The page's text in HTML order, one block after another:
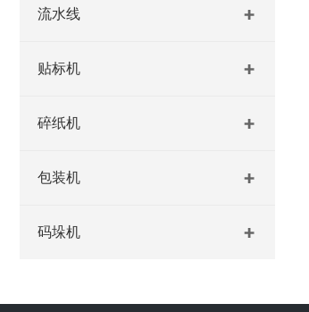
流水线
贴标机
碎纸机
包装机
码垛机